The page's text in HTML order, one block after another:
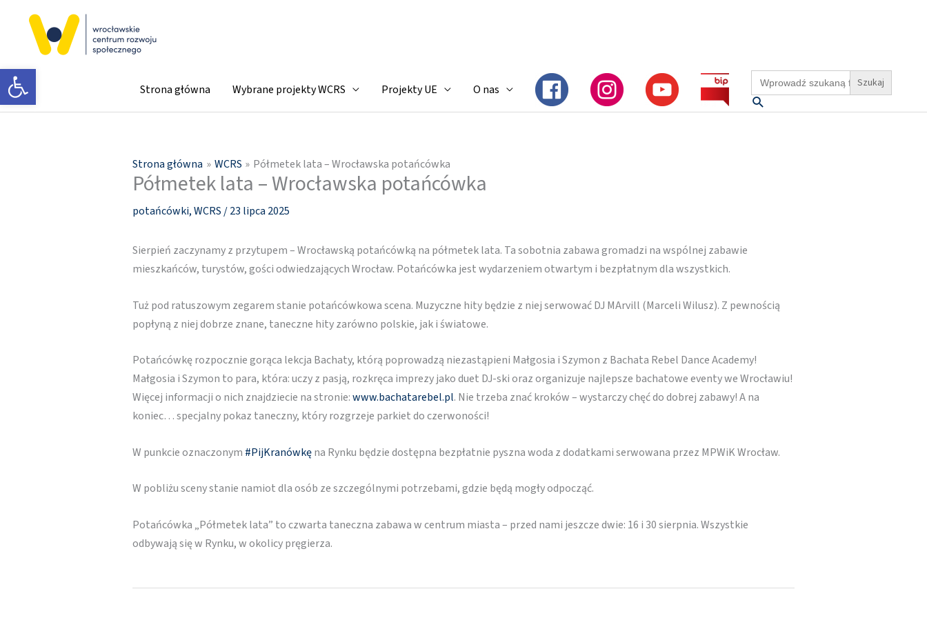
Otwórz pasek narzędzi Strona główna Wybrane projekty WCRS Projekty UE O nas
Search
for:
Szukaj
Strona główna WCRS Półmetek lata – Wrocławska potańcówka
Półmetek lata – Wrocławska potańcówka
potańcówki,WCRS /23 lipca 2025
Sierpień zaczynamy z przytupem – Wrocławską potańcówką na półmetek lata. Ta sobotnia zabawa gromadzi na wspólnej zabawie
mieszkańców, turystów, gości odwiedzających Wrocław. Potańcówka jest wydarzeniem otwartym i bezpłatnym dla wszystkich.
Tuż pod ratuszowym zegarem stanie potańcówkowa scena. Muzyczne hity będzie z niej serwować DJ MArvill (Marceli Wilusz). Z pewnością
popłyną z niej dobrze znane, taneczne hity zarówno polskie, jak i światowe.
Potańcówkę rozpocznie gorąca lekcja Bachaty, którą poprowadzą niezastąpieni Małgosia i Szymon z Bachata Rebel Dance Academy!
Małgosia i Szymon to para, która: uczy z pasją, rozkręca imprezy jako duet DJ-ski oraz organizuje najlepsze bachatowe eventy we Wrocławiu!
Więcej informacji o nich znajdziecie na stronie:www.bachatarebel.pl. Nie trzeba znać kroków – wystarczy chęć do dobrej zabawy! A na
koniec… specjalny pokaz taneczny, który rozgrzeje parkiet do czerwoności!
W punkcie oznaczonym #PijKranówkęna Rynku będzie dostępna bezpłatnie pyszna woda z dodatkami serwowana przez MPWiK Wrocław.
W pobliżu sceny stanie namiot dla osób ze szczególnymi potrzebami, gdzie będą mogły odpocząć.
Potańcówka „Półmetek lata” to czwarta taneczna zabawa w centrum miasta – przed nami jeszcze dwie: 16 i 30 sierpnia. Wszystkie
odbywają się w Rynku, w okolicy pręgierza.